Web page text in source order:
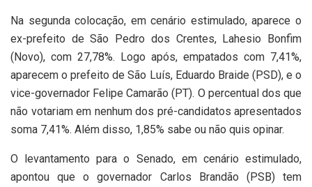
Na segunda colocação, em cenário estimulado, aparece o
ex-prefeito de São Pedro dos Crentes, Lahesio Bonfim
(Novo), com 27,78%. Logo após, empatados com 7,41%,
aparecem o prefeito de São Luís, Eduardo Braide (PSD), e o
vice-governador Felipe Camarão (PT). O percentual dos que
não votariam em nenhum dos pré-candidatos apresentados
soma 7,41%. Além disso, 1,85% sabe ou não quis opinar.
O levantamento para o Senado, em cenário estimulado,
apontou que o governador Carlos Brandão (PSB) tem